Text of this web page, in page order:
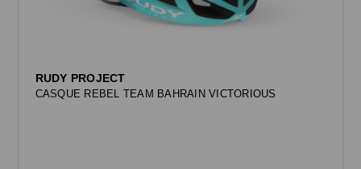
RUDY PROJECT
CASQUE REBEL TEAM BAHRAIN VICTORIOUS